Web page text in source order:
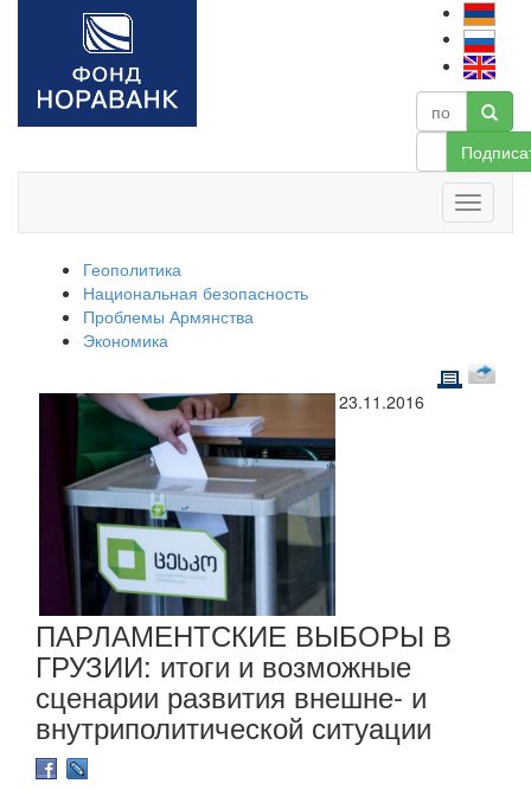
Геополитика
Национальная безопасность
Проблемы Армянства
Экономика
23.11.2016
ПАРЛАМЕНТСКИЕ ВЫБОРЫ В
ГРУЗИИ: итоги и возможные
сценарии развития внешне- и
внутриполитической ситуации